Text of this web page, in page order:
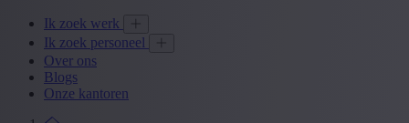
Ik zoek werk
Ik zoek personeel
Over ons
Blogs
Onze kantoren